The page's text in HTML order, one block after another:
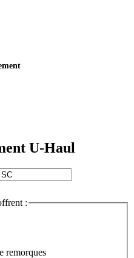
U-Haul
:
remorques